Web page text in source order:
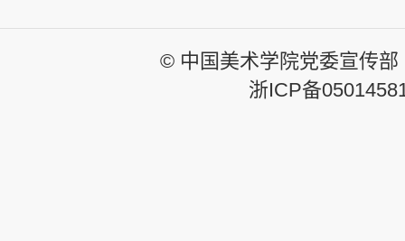
© 中国美术学院党委宣传
浙ICP备